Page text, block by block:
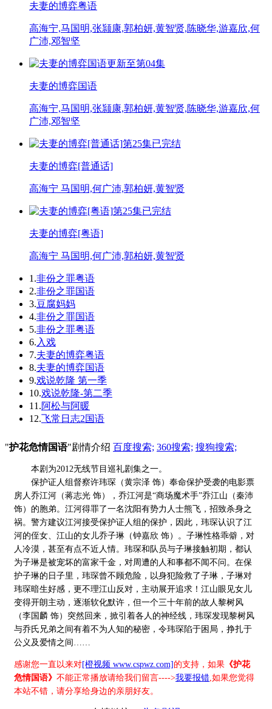
夫妻的博弈粤语
高海宁,马国明,张颕康,郭柏妍,黄智贤,陈晓华,游嘉欣,何
广沛,邓智坚
更新至第04集
夫妻的博弈国语
高海宁,马国明,张颕康,郭柏妍,黄智贤,陈晓华,游嘉欣,何
广沛,邓智坚
第25集已完结
夫妻的博弈[普通话]
高海宁 马国明,何广沛,郭柏妍,黄智贤
第25集已完结
夫妻的博弈[粤语]
高海宁 马国明,何广沛,郭柏妍,黄智贤
1.非份之罪粤语
2.非份之罪国语
3.豆腐妈妈
4.非份之罪国语
5.非份之罪粤语
6. 入戏
7.夫妻的博弈粤语
8.夫妻的博弈国语
9.戏说乾隆 第一季
10.戏说乾隆-第二季
11.阿松与阿暖
12.飞常日志2国语
"护花危情国语"剧情介绍 百度搜索; 360搜索; 搜狗搜索;
本剧为2012无线节目巡礼剧集之一。
保护证人组督察许玮琛（黄宗泽 饰）奉命保护受袭的电影票
房人乔江河（蒋志光 饰），乔江河是“商场魔术手”乔江山（秦沛
饰）的胞弟。江河得罪了一名沈阳有势力人士熊飞，招致杀身之
祸。警方建议江河接受保护证人组的保护，因此，玮琛认识了江
河的侄女、江山的女儿乔子琳（钟嘉欣 饰）。子琳性格乖僻，对
人冷漠，甚至有点不近人情。玮琛和队员与子琳接触初期，都认
为子琳是被宠坏的富家千金，对周遭的人和事都不闻不问。在保
护子琳的日子里，玮琛曾不顾危险，以身犯险救了子琳，子琳对
玮琛暗生好感，更不理江山反对，主动展开追求！江山眼见女儿
变得开朗主动，逐渐软化默许，但一个三十年前的故人黎树风
（李国麟 饰）突然回来，掀引着各人的神经线，玮琛发现黎树风
与乔氏兄弟之间有着不为人知的秘密，令玮琛陷于困局，挣扎于
公义及爱情之间……
感谢您一直以来对[橙视频 www.cspwz.com] 的支持，如果 《护花
危情国语》 不能正常播放请给我们留言---->我要报错,如果您觉得
本站不错，请分享给身边的亲朋好友。